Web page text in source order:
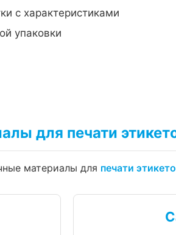
с характеристиками
упаковки
для печати
материалы для печати